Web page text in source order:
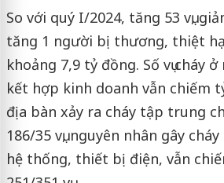
So với quý I/2024, tăng 53 vụ,
tăng 1 người bị thương, thiệt
khoảng 7,9 tỷ đồng. Số vụ cháy
kết hợp kinh doanh vẫn chiếm
địa bàn xảy ra cháy tập trung
186/35 vụ, nguyên nhân gây
hệ thống, thiết bị điện, vẫn